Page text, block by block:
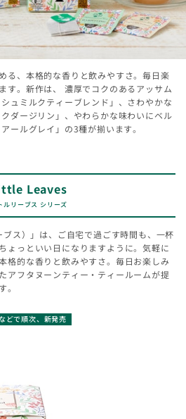
る、本格的な香りと飲みやすさ。毎日楽
す。新作は、 濃厚でコクのあるアッサム
ュミルクティーブレンド」、さわやかな
ダージリン」、やわらかな味わいにベル
ールグレイ」の3種が揃います。
Leaves
ルリーブス シリーズ
ス）」は、ご自宅で過ごす時間も、一杯
ょっといい日になりますように。気軽に
格的な香りと飲みやすさ。毎日お楽しみ
アフタヌーンティー・ティールームが提
。
どで順次、新発売